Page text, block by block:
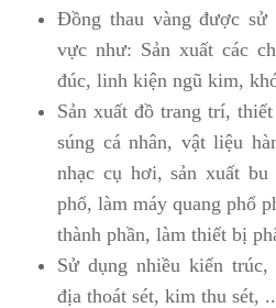
Đồng thau vàng được sử
vực như: Sản xuất các
đúc, linh kiện ngũ kim,
Sản xuất đồ trang trí,
súng cá nhân, vật liệu
nhạc cụ hơi, sản xuất
phổ, làm máy quang phổ
thành phần, làm thiết bị
Sử dụng nhiều kiến
địa thoát sét, kim thu sét,